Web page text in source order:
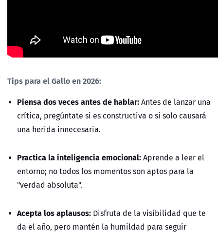
Tips para el Gallo en 2026:
Piensa dos veces antes de hablar:Antes de lanzar una
crítica, pregúntate si es constructiva o si solo causará
una herida innecesaria.
Practica la inteligencia emocional:Aprende a leer el
entorno; no todos los momentos son aptos para la
"verdad absoluta".
Acepta los aplausos: Disfruta de la visibilidad que te
da el año, pero mantén la humildad para seguir